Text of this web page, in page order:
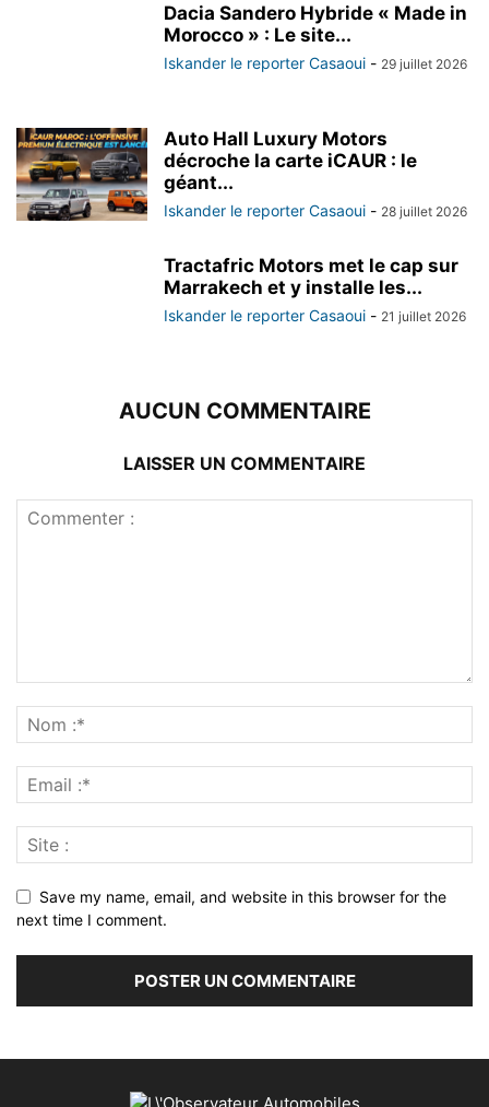
Dacia Sandero Hybride « Made in
Morocco » : Le site...
Iskander le reporter Casaoui - 29 juillet 2026
Auto Hall Luxury Motors
décroche la carte iCAUR : le
géant...
Iskander le reporter Casaoui - 28 juillet 2026
Tractafric Motors met le cap sur
Marrakech et y installe les...
Iskander le reporter Casaoui - 21 juillet 2026
AUCUN COMMENTAIRE
LAISSER UN COMMENTAIRE
Save my name, email, and website in this browser for the
next time I comment.